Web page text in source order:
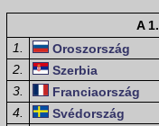
A
1.
Oroszország
2.
Szerbia
3.
Franciaország
4.
Svédország